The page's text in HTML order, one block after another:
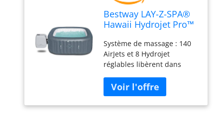
Bestway LAY-Z-SPA®
Hawaii Hydrojet Pro™
personnes
Système de massage : 140
AirJets et 8 Hydrojet
réglables libèrent dans
enveloppe d’un bain
bouillonnant et apaisant :
une véritable séance de